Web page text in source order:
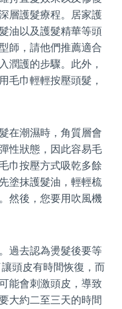
層護髮療程。居家護
油以及護髮精華等頭
師，請他們推薦適合
潤護的步驟。此外，
毛巾輕輕按壓頭髮，
在潮濕時，角質層會
性狀態，因此容易毛
巾按壓方式吸乾多餘
塗抹護髮油，輕輕梳
然後，您要用吹風機
過去認為燙髮後要等
頭皮有時間恢復，而
能會刺激頭皮，導致
大約二至三天的時間